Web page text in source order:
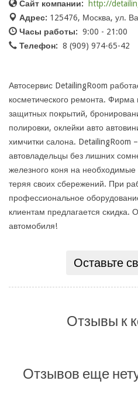
Сайт компании:
http://
Адрес: 125476, Москва, ул.
Часы работы: 9:00 - 21:00
Телефон: 8 (909) 974-65-42
Автосервис DetailingRoom
косметического ремонта. Фирма
защитных покрытий,
полировки, оклейки авто
химчитки салона. DetailingRoom
автовладельцы без лишних
железного коня на
теряя своих сбережений. При
профессиональное
клиентам предлагается скидка.
автомобиля!
Оставьте
Отзывы к
Отзывов еще